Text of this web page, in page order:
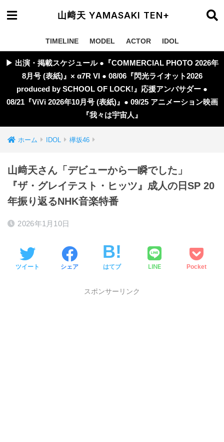
山﨑天 YAMASAKI TEN+
TIMELINE MODEL ACTOR IDOL
▶︎ 出演・掲載スケジュール ●『COMMERCIAL PHOTO 2026年
8月号 (表紙)』× α7R VI ● 08/06『閃光ライオット2026
produced by SCHOOL OF LOCK!』応援アンバサダー ●
08/21『ViVi 2026年10月号 (表紙)』● 09/25 アニメーション映画
『我々は宇宙人』
ホーム IDOL 欅坂46
山﨑天さん「デビューから一瞬でした」
『ザ・グレイテスト・ヒッツ』成人の日SP 20
年振り返るNHK音楽特番
2026年1月10日
ツイート シェア はてブ LINE Pocket
スポンサーリンク